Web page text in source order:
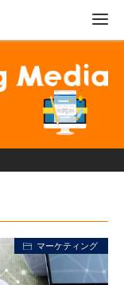
マーケティング